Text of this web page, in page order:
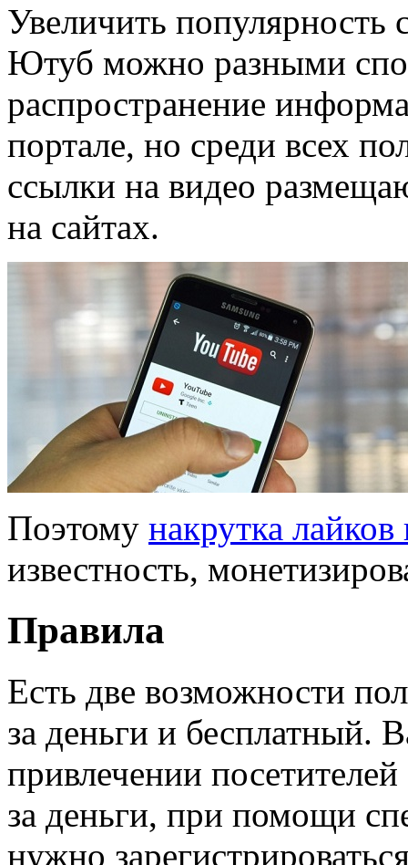
Увеличить популярность
Ютуб можно разными
распространение
портале, но среди всех
ссылки на видео
на сайтах.
Поэтому накрутка
известность,
Правила
Есть две возможности
за деньги и бесплатный.
привлечении
за деньги, при помощи
нужно